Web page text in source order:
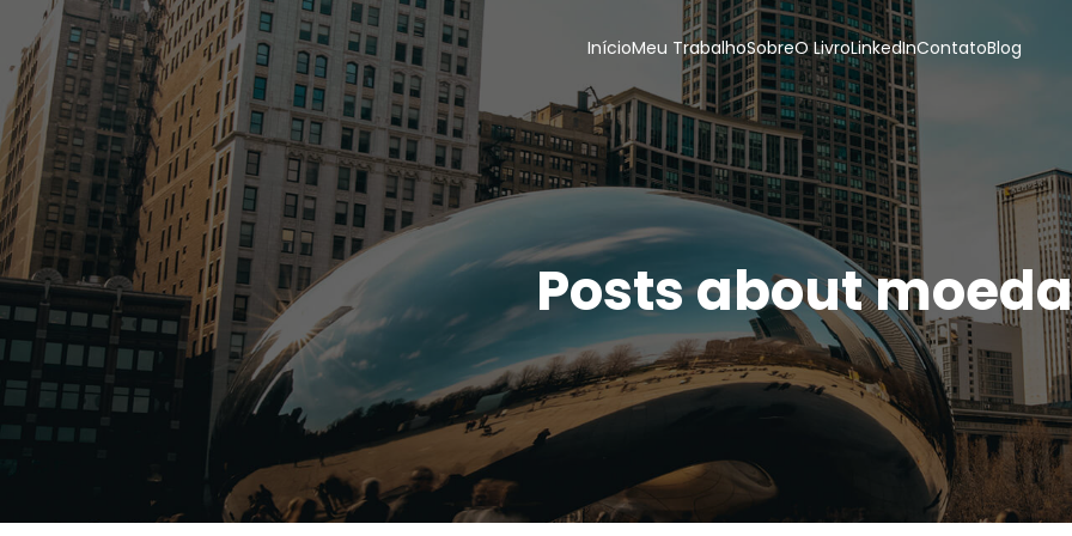
InícioMeu TrabalhoSobreO LivroLinkedInContatoBlog
Posts about moeda